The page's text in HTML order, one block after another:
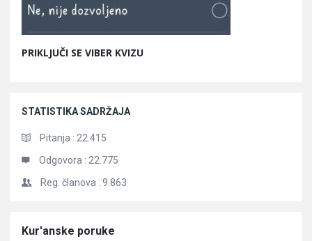
PRIKLJUČI SE VIBER KVIZU
STATISTIKA SADRŽAJA
Pitanja : 22.415
Odgovora : 22.775
Reg. članova : 9.863
Članci
Kur'anske poruke